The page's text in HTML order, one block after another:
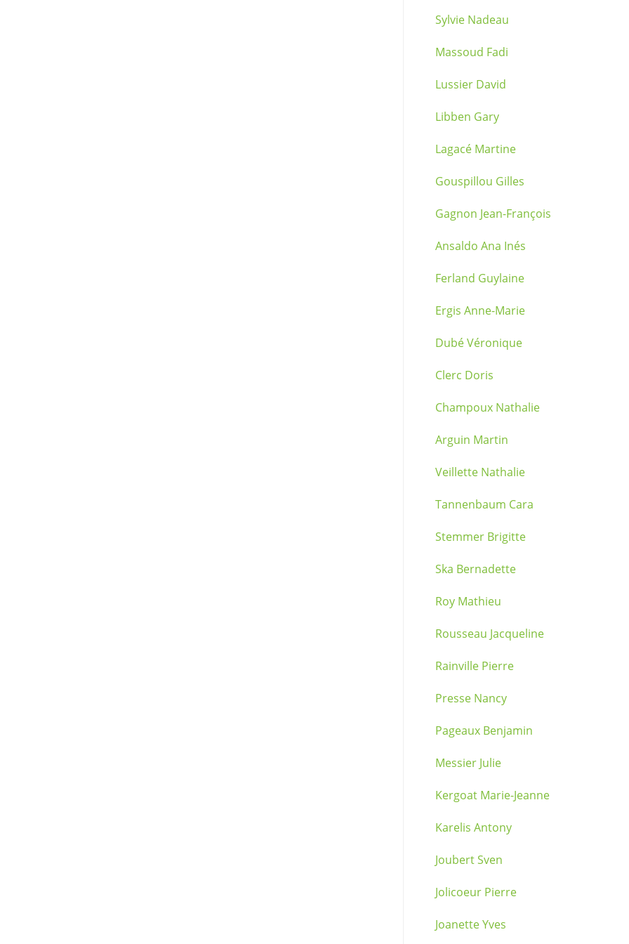
Sylvie Nadeau
Massoud Fadi
Lussier David
Libben Gary
Lagacé Martine
Gouspillou Gilles
Gagnon Jean-François
Ansaldo Ana Inés
Ferland Guylaine
Ergis Anne-Marie
Dubé Véronique
Clerc Doris
Champoux Nathalie
Arguin Martin
Veillette Nathalie
Tannenbaum Cara
Stemmer Brigitte
Ska Bernadette
Roy Mathieu
Rousseau Jacqueline
Rainville Pierre
Presse Nancy
Pageaux Benjamin
Messier Julie
Kergoat Marie-Jeanne
Karelis Antony
Joubert Sven
Jolicoeur Pierre
Joanette Yves